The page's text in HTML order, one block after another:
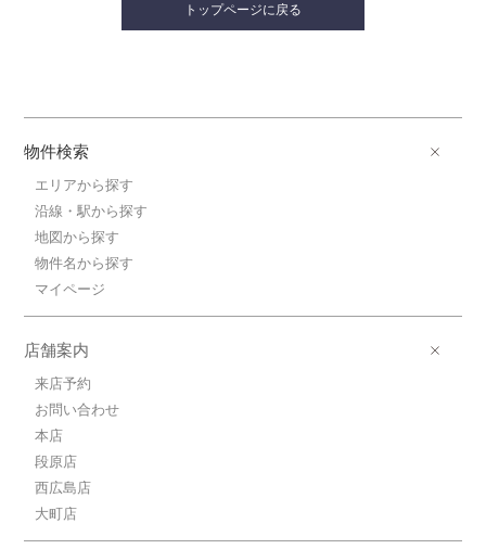
トップページに戻る
物件検索
エリアから探す
沿線・駅から探す
地図から探す
物件名から探す
マイページ
店舗案内
来店予約
お問い合わせ
本店
段原店
西広島店
大町店